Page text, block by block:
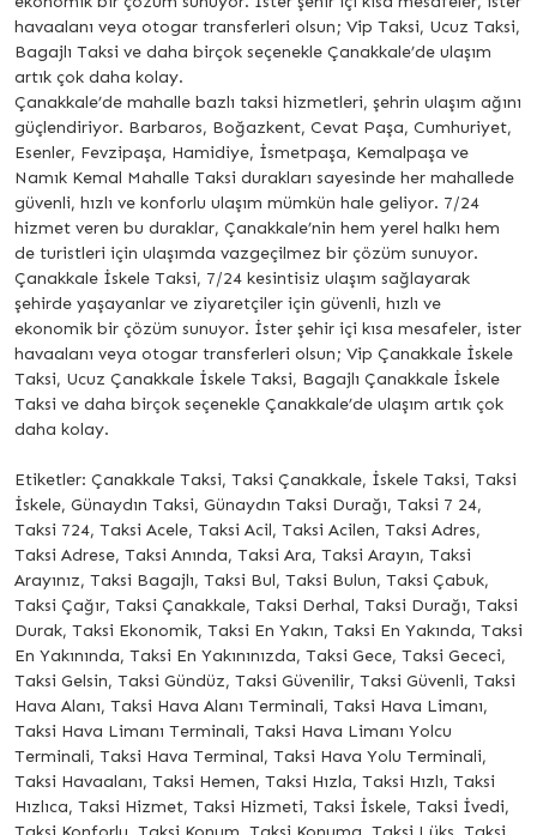
havaalanı veya otogar transferleri olsun; Vip Taksi, Ucuz Taksi,
Bagajlı Taksi ve daha birçok seçenekle Çanakkale’de ulaşım
artık çok daha kolay.
Çanakkale’de mahalle bazlı taksi hizmetleri, şehrin ulaşım ağını
güçlendiriyor. Barbaros, Boğazkent, Cevat Paşa, Cumhuriyet,
Esenler, Fevzipaşa, Hamidiye, İsmetpaşa, Kemalpaşa ve
Namık Kemal Mahalle Taksi durakları sayesinde her mahallede
güvenli, hızlı ve konforlu ulaşım mümkün hale geliyor. 7/24
hizmet veren bu duraklar, Çanakkale’nin hem yerel halkı hem
de turistleri için ulaşımda vazgeçilmez bir çözüm sunuyor.
Çanakkale İskele Taksi, 7/24 kesintisiz ulaşım sağlayarak
şehirde yaşayanlar ve ziyaretçiler için güvenli, hızlı ve
ekonomik bir çözüm sunuyor. İster şehir içi kısa mesafeler, ister
havaalanı veya otogar transferleri olsun; Vip Çanakkale İskele
Taksi, Ucuz Çanakkale İskele Taksi, Bagajlı Çanakkale İskele
Taksi ve daha birçok seçenekle Çanakkale’de ulaşım artık çok
daha kolay.
Etiketler: Çanakkale Taksi, Taksi Çanakkale, İskele Taksi, Taksi
İskele, Günaydın Taksi, Günaydın Taksi Durağı, Taksi 7 24,
Taksi 724, Taksi Acele, Taksi Acil, Taksi Acilen, Taksi Adres,
Taksi Adrese, Taksi Anında, Taksi Ara, Taksi Arayın, Taksi
Arayınız, Taksi Bagajlı, Taksi Bul, Taksi Bulun, Taksi Çabuk,
Taksi Çağır, Taksi Çanakkale, Taksi Derhal, Taksi Durağı, Taksi
Durak, Taksi Ekonomik, Taksi En Yakın, Taksi En Yakında, Taksi
En Yakınında, Taksi En Yakınınızda, Taksi Gece, Taksi Gececi,
Taksi Gelsin, Taksi Gündüz, Taksi Güvenilir, Taksi Güvenli, Taksi
Hava Alanı, Taksi Hava Alanı Terminali, Taksi Hava Limanı,
Taksi Hava Limanı Terminali, Taksi Hava Limanı Yolcu
Terminali, Taksi Hava Terminal, Taksi Hava Yolu Terminali,
Taksi Havaalanı, Taksi Hemen, Taksi Hızla, Taksi Hızlı, Taksi
Hızlıca, Taksi Hizmet, Taksi Hizmeti, Taksi İskele, Taksi İvedi,